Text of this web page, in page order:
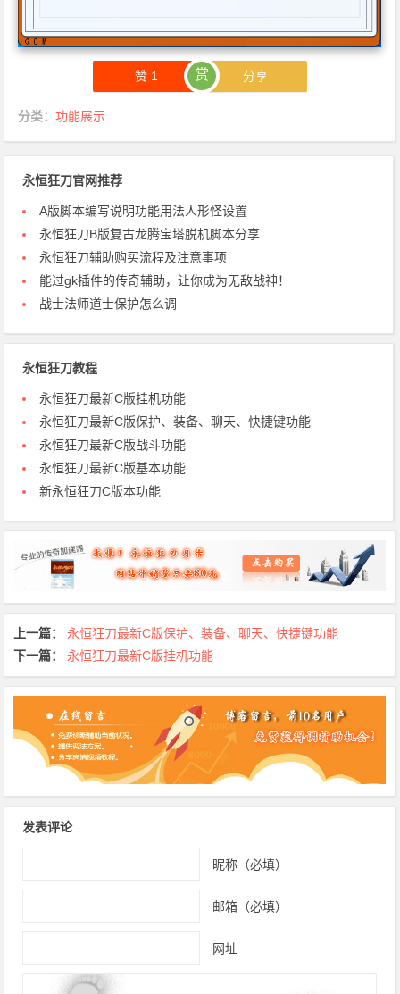
赞1 赏 分享
分类：功能展示
永恒狂刀官网推荐
A版脚本编写说明功能用法人形怪设置
永恒狂刀B版复古龙腾宝塔脱机脚本分享
永恒狂刀辅助购买流程及注意事项
能过gk插件的传奇辅助，让你成为无敌战神！
战士法师道士保护怎么调
永恒狂刀教程
永恒狂刀最新C版挂机功能
永恒狂刀最新C版保护、装备、聊天、快捷键功能
永恒狂刀最新C版战斗功能
永恒狂刀最新C版基本功能
新永恒狂刀C版本功能
上一篇：
永恒狂刀最新C版保护、装备、聊天、快捷键功能
下一篇：
永恒狂刀最新C版挂机功能
发表评论
昵称（必填）
邮箱（必填）
网址